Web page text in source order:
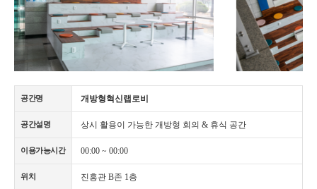
공간명 개방형혁신랩로비
공간설명 상시 활용이 가능한 개방형 회의 & 휴식 공간
이용가능시간 00:00 ~ 00:00
위치 진흥관 B존 1층